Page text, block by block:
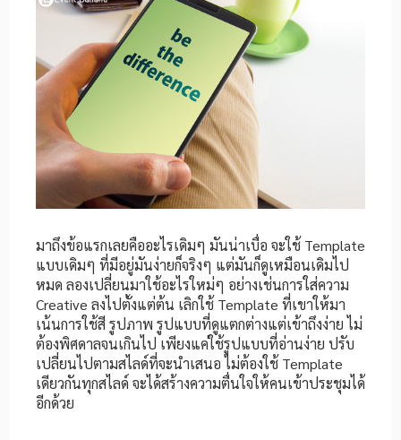
มาถึงข้อแรกเลยคืออะไรเดิมๆ มันน่าเบื่อ จะใช้ Template
แบบเดิมๆ ที่มีอยู่มันง่ายก็จริงๆ แต่มันก็ดูเหมือนเดิมไป
หมด ลองเปลี่ยนมาใช้อะไรใหม่ๆ อย่างเช่นการใส่ความ
Creative ลงไปตั้งแต่ต้น เลิกใช้ Template ที่เขาให้มา
เน้นการใช้สี รูปภาพ รูปแบบที่ดูแตกต่างแต่เข้าถึงง่าย ไม่
ต้องพิศดาลจนเกินไป เพียงแค่ใช้รูปแบบที่อ่านง่าย ปรับ
เปลี่ยนไปตามสไลด์ที่จะนำเสนอ ไม่ต้องใช้ Template
เดียวกันทุกสไลด์ จะได้สร้างความตื่นใจให้คนเข้าประชุมได้
อีกด้วย